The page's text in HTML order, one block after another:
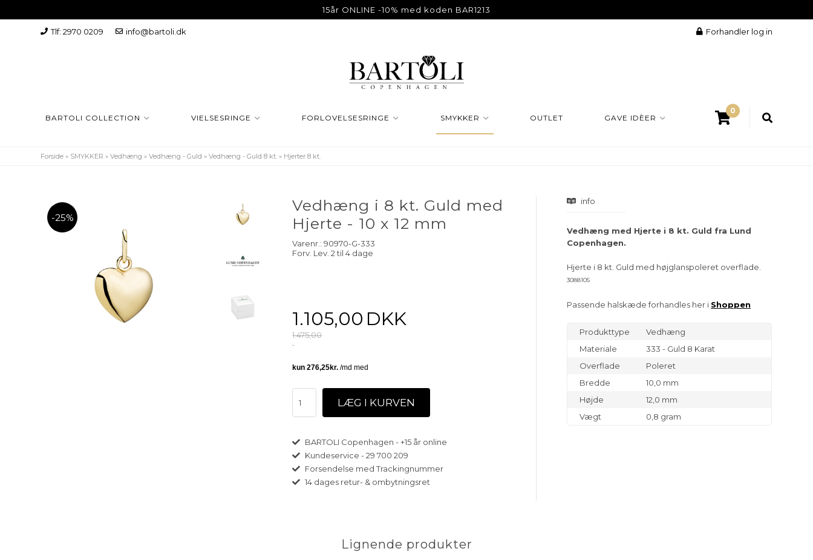
15år ONLINE -10% med koden BAR1213
Tlf: 2970 0209 info@bartoli.dk Forhandler log in
BARTOLI COLLECTION VIELSESRINGE FORLOVELSESRINGE SMYKKER OUTLET GAVE IDÈER
0
Forside » SMYKKER »Vedhæng »Vedhæng - Guld »Vedhæng - Guld 8 kt.» Hjerter 8 kt.
-25%
Vedhæng i 8 kt. Guld med
Hjerte - 10 x 12 mm
Varenr.:90970-G-333
Forv. Lev. 2 til 4 dage
1.105,00 DKK
1.475,00
BARTOLI Copenhagen - +15 år online
Kundeservice - 29 700 209
Forsendelse med Trackingnummer
14 dages retur- & ombytningsret
info
Vedhæng med Hjerte i 8 kt. Guld fra Lund
Copenhagen.
Hjerte i 8 kt. Guld med højglanspoleret overflade.
3088105
Passende halskæde forhandles her i Shoppen
Produkttype
Vedhæng
Materiale
333 - Guld 8 Karat
Overflade
Poleret
Bredde
10,0 mm
Højde
12,0 mm
Vægt
0,8 gram
Lignende produkter